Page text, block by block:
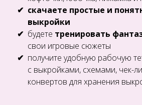
скачаете простые и
выкройки
будете тренировать
свои игровые сюжеты
получите удобную рабочую
с выкройками, схемами, чек-
конвертов для хранения